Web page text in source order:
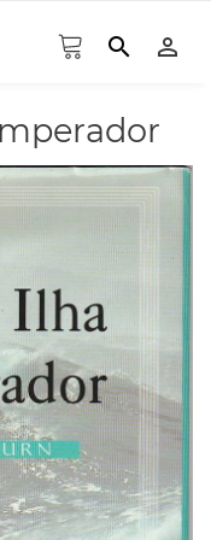
search person_outline